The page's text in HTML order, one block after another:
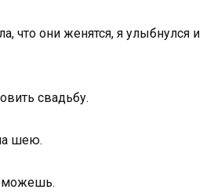
что они женятся, я улыбнулся и
свадьбу.
шею.